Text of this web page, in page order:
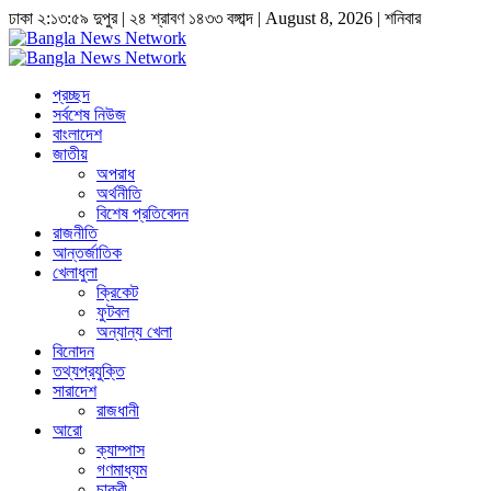
ঢাকা ২:১৪:০ দুপুর| ২৪ শ্রাবণ ১৪৩৩ বঙ্গাব্দ | August 8, 2026| শনিবার
প্রচ্ছদ
সর্বশেষ নিউজ
বাংলাদেশ
জাতীয়
অপরাধ
অর্থনীতি
বিশেষ প্রতিবেদন
রাজনীতি
আন্তর্জাতিক
খেলাধুলা
ক্রিকেট
ফুটবল
অন্যান্য খেলা
বিনোদন
তথ্যপ্রযুক্তি
সারাদেশ
রাজধানী
আরো
ক্যাম্পাস
গণমাধ্যম